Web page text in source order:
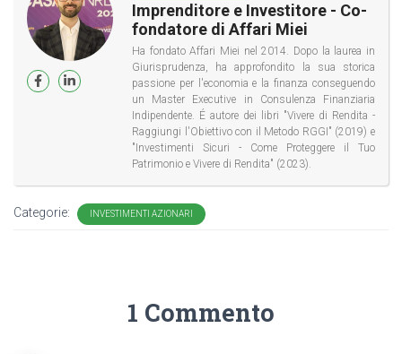
Imprenditore e Investitore - Co-
fondatore di Affari Miei
Ha fondato Affari Miei nel 2014. Dopo la laurea in
Giurisprudenza, ha approfondito la sua storica
passione per l'economia e la finanza conseguendo
un Master Executive in Consulenza Finanziaria
Indipendente. É autore dei libri "Vivere di Rendita -
Raggiungi l'Obiettivo con il Metodo RGGI" (2019) e
"Investimenti Sicuri - Come Proteggere il Tuo
Patrimonio e Vivere di Rendita" (2023).
Categorie: INVESTIMENTI AZIONARI
1 Commento